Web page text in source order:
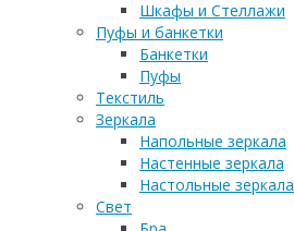
Шкафы и Стеллажи
Пуфы и банкетки
Банкетки
Пуфы
Текстиль
Зеркала
Напольные зеркала
Настенные зеркала
Настольные зеркала
Свет